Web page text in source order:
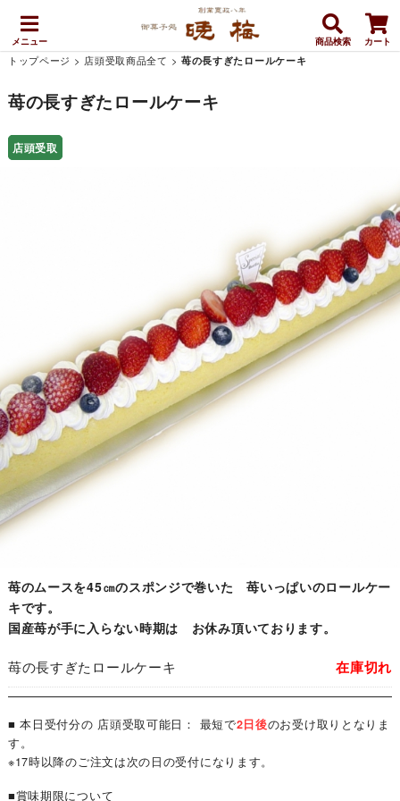
メニュー 商品検索 カート
トップページ > 店頭受取商品全て > 苺の長すぎたロールケーキ
苺の長すぎたロールケーキ
店頭受取
苺のムースを45㎝のスポンジで巻いた 苺いっぱいのロールケー
キです。
国産苺が手に入らない時期は お休み頂いております。
苺の長すぎたロールケーキ 在庫切れ
■ 本日受付分の 店頭受取可能日： 最短で2日後のお受け取りとなりま
す。
※17時以降のご注文は次の日の受付になります。
■賞味期限について